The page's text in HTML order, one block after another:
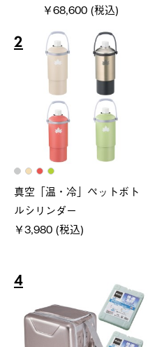
￥68,600 (税込)
2
真空「温・冷」ペットボト
ルシリンダー
￥3,980 (税込)
4